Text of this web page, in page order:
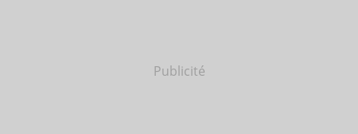
Publicité